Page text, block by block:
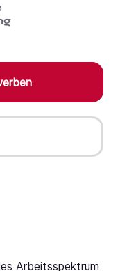
Arbeitsspektrum